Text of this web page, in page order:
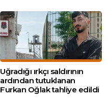
Uğradığı ırkçı saldırının
ardından tutuklanan
Furkan Oğlak tahliye edildi